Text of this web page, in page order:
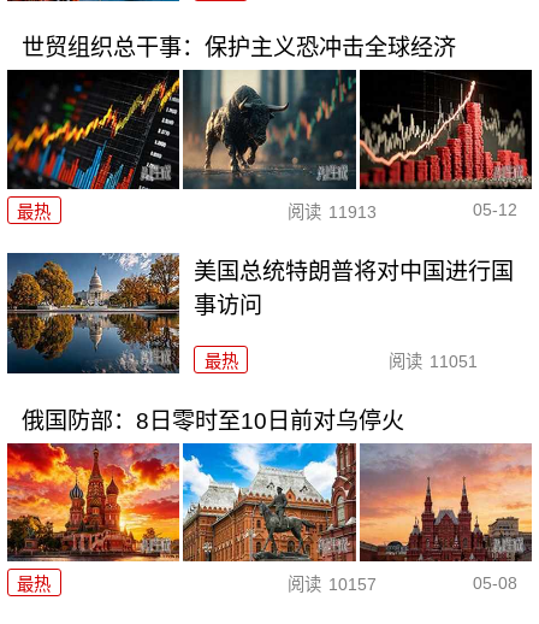
世贸组织总干事：保护主义恐冲击全球经济
最热 阅读 11913 05-12
美国总统特朗普将对中国进行国
事访问
最热 阅读 11051
俄国防部：8日零时至10日前对乌停火
最热 阅读 10157 05-08